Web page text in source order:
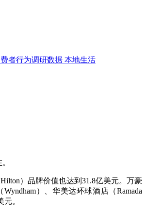
者行为调研数据 本地生活
）品牌价值也达到31.8亿美元。万豪
）、华美达环球酒店（Ramada
。